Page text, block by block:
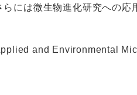
には微生物進化研究への応
and Environmental